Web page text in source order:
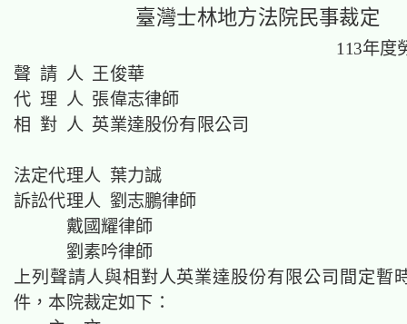
臺灣士林地方法院民事裁定
113年度
聲 請 人 王俊華
代 理 人 張偉志律師
相 對 人 英業達股份有限公司
法定代理人 葉力誠
訴訟代理人 劉志鵬律師
戴國耀律師
劉素吟律師
上列聲請人與相對人英業達股份有限公司間定暫
件，本院裁定如下：